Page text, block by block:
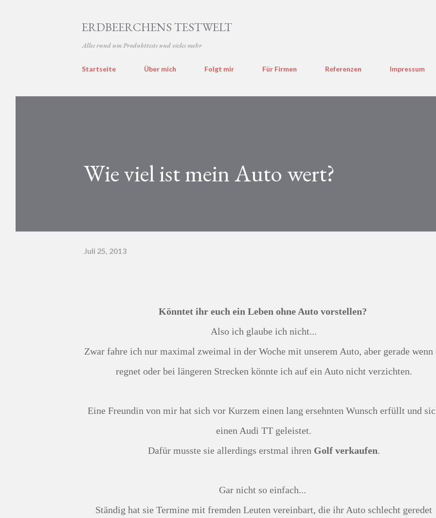
ERDBEERCHENS TESTWELT
Alles rund um Produkttests und vieles mehr
Startseite Über mich Folgt mir Für Firmen Referenzen Impressum
Wie viel ist mein Auto wert?
Juli 25, 2013
Könntet ihr euch ein Leben ohne Auto vorstellen?
Also ich glaube ich nicht...
Zwar fahre ich nur maximal zweimal in der Woche mit unserem Auto, aber gerade wenn es
regnet oder bei längeren Strecken könnte ich auf ein Auto nicht verzichten.
Eine Freundin von mir hat sich vor Kurzem einen lang ersehnten Wunsch erfüllt und sich
einen Audi TT geleistet.
Dafür musste sie allerdings erstmal ihren Golf verkaufen.
Gar nicht so einfach...
Ständig hat sie Termine mit fremden Leuten vereinbart, die ihr Auto schlecht geredet